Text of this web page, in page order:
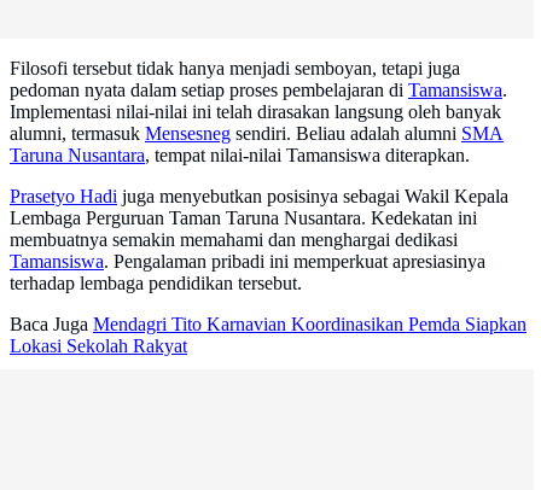
Filosofi tersebut tidak hanya menjadi semboyan, tetapi juga
pedoman nyata dalam setiap proses pembelajaran di Tamansiswa.
Implementasi nilai-nilai ini telah dirasakan langsung oleh banyak
alumni, termasuk Mensesneg sendiri. Beliau adalah alumni SMA
Taruna Nusantara, tempat nilai-nilai Tamansiswa diterapkan.
Prasetyo Hadi juga menyebutkan posisinya sebagai Wakil Kepala
Lembaga Perguruan Taman Taruna Nusantara. Kedekatan ini
membuatnya semakin memahami dan menghargai dedikasi
Tamansiswa. Pengalaman pribadi ini memperkuat apresiasinya
terhadap lembaga pendidikan tersebut.
Baca Juga Mendagri Tito Karnavian Koordinasikan Pemda Siapkan
Lokasi Sekolah Rakyat